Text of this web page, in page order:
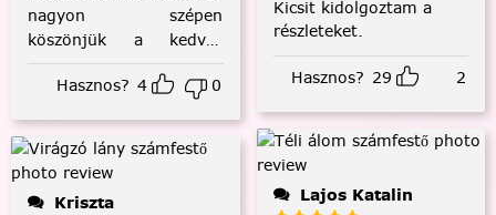
nagyon szépen
köszönjük a kedves
visszajelzést! :)
Hasznos? 4 0
Kriszta
Kicsit kidolgoztam a
részleteket.
Hasznos? 29 2
Lajos Katalin